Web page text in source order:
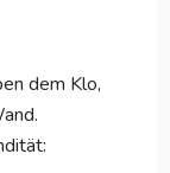
dem Klo,